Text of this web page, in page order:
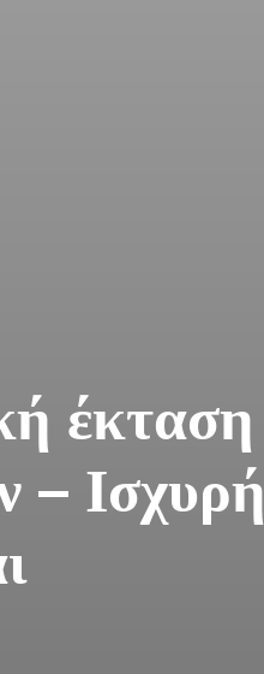
έκταση
– Ισχυρή